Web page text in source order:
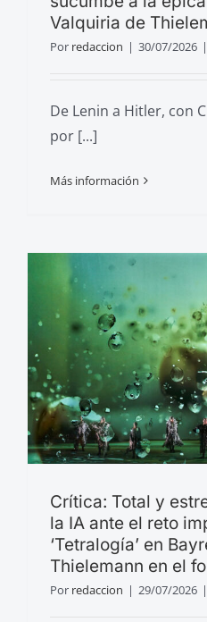
Valquiria de
Por redaccion | 30/07/2026 |
De Lenin a Hitler, con
por [...]
Más información
Crítica: Total y
la IA ante el reto
‘Tetralogía’ en
Thielemann en el
Por redaccion | 29/07/2026 |